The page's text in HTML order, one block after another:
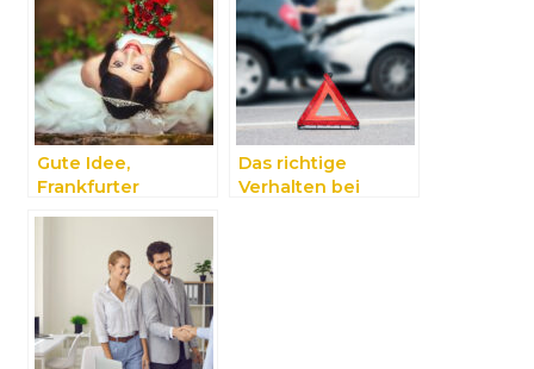
Gute Idee,
Frankfurter
abgestimmt!
Das richtige
Verhalten bei